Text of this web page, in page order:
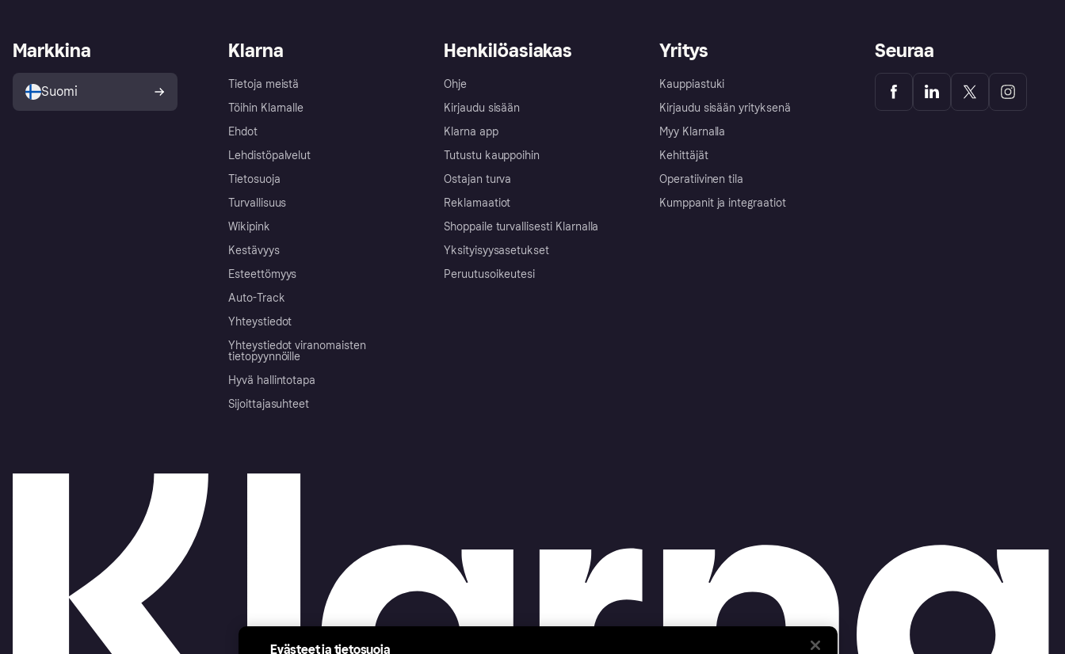
Klarna
Tietoja meistä
Töihin Klarnalle
Ehdot
Lehdistöpalvelut
Tietosuoja
Turvallisuus
Wikipink
Kestävyys
Esteettömyys
Auto-Track
Yhteystiedot
Yhteystiedot viranomaisten
tietopyynnöille
Hyvä hallintotapa
Sijoittajasuhteet
Henkilöasiakas
Ohje
Kirjaudu sisään
Klarna app
Tutustu kauppoihin
Ostajan turva
Reklamaatiot
Shoppaile turvallisesti Klarnalla
Yksityisyysasetukset
Peruutusoikeutesi
Yritys
Kauppiastuki
Kirjaudu sisään yrityksenä
Myy Klarnalla
Kehittäjät
Operatiivinen tila
Kumppanit ja integraatiot
Markkina
Suomi
Seuraa
Evästeet ja tietosuoja